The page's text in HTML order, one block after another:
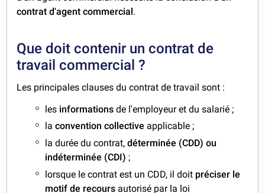
contrat d'agent commercial.
Que doit contenir un contrat de
travail commercial ?
Les principales clauses du contrat de travail sont :
les informations de l'employeur et du salarié ;
laconvention collective applicable ;
la durée du contrat,déterminée (CDD) ou
indéterminée (CDI) ;
lorsque le contrat est un CDD, il doit préciser le
motif de recours autorisé par la loi